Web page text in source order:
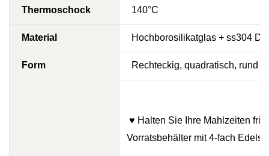
Thermoschock 140°C
Material Hochborosilikatglas + ss304
Form Rechteckig, quadratisch, rund
♥ Halten Sie Ihre Mahlzeiten
Vorratsbehälter mit 4-fach